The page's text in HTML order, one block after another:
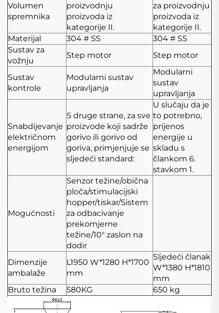
Volumen
spremnika
proizvodnju
proizvoda iz
kategorije II.
za proizvodnju
proizvoda iz
kategorije II.
Materijal
304 # SS
304 # SS
Sustav za
vožnju
Step motor Step motor
Sustav
kontrole
Modularni sustav
upravljanja
Modularni
sustav
upravljanja
Snabdijevanje
električnom
energijom
S druge strane, za sve
proizvode koji sadrže
gorivo ili gorivo od
goriva, primjenjuje se
sljedeći standard:
U slučaju da je
to potrebno,
prijenos
energije u
skladu s
člankom 6.
stavkom 1.
Mogućnosti
Senzor težine/obična
ploča/stimulacijski
hopper/tiskar/Sistem
za odbacivanje
prekomjerne
težine/10" zaslon na
dodir
Dimenzije
ambalaže
L1950 W*1280 H*1700
mm
Sljedeći članak
W*1380 H*1810
mm
Bruto težina
580KG 650 kg